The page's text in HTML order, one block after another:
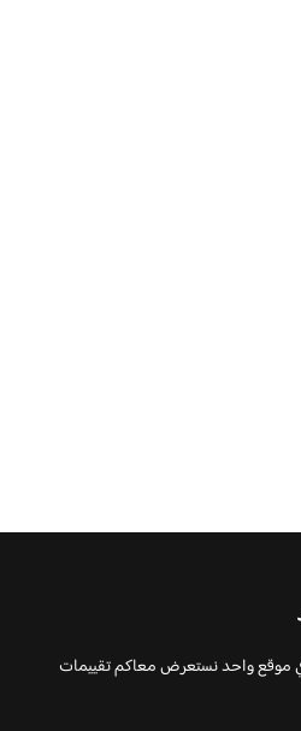
موقع واحد نستعرض معاكم تقييمات